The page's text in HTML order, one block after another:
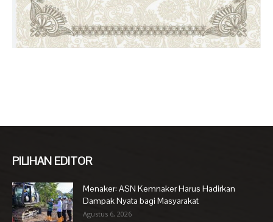
PILIHAN EDITOR
Menaker: ASN Kemnaker Harus Hadirkan
Dampak Nyata bagi Masyarakat
Agustus 6, 2026